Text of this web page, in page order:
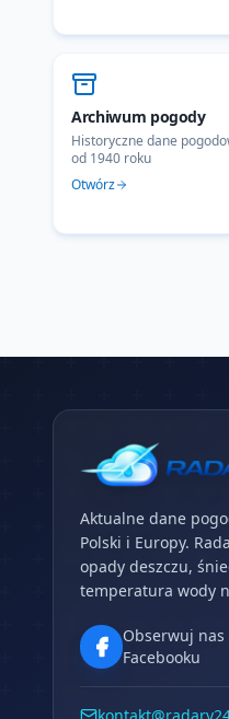
Archiwum pogody
Historyczne dane
od 1940 roku
Otwórz
Aktualne dane
Polski i Europy.
opady deszczu,
temperatura wody
Obserwuj nas
Facebooku